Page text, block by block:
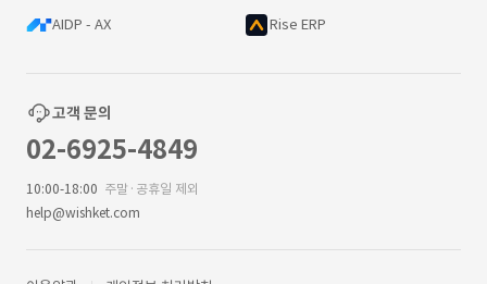
AIDP - AX Rise ERP
고객 문의
02-6925-4849
10:00-18:00 주말·공휴일 제외
help@wishket.com